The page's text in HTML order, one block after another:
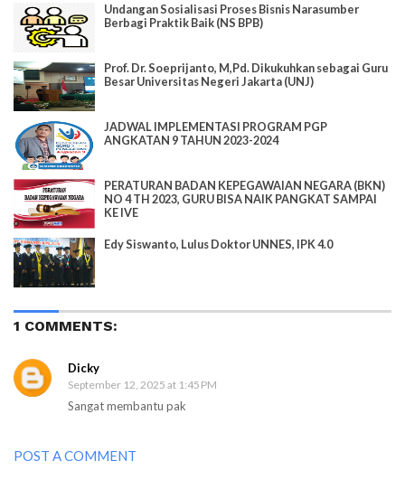
Undangan Sosialisasi Proses Bisnis Narasumber
Berbagi Praktik Baik (NS BPB)
Prof. Dr. Soeprijanto, M,Pd. Dikukuhkan sebagai Guru
Besar Universitas Negeri Jakarta (UNJ)
JADWAL IMPLEMENTASI PROGRAM PGP
ANGKATAN 9 TAHUN 2023-2024
PERATURAN BADAN KEPEGAWAIAN NEGARA (BKN)
NO 4 TH 2023, GURU BISA NAIK PANGKAT SAMPAI
KE IVE
Edy Siswanto, Lulus Doktor UNNES, IPK 4.0
1 COMMENTS:
Dicky
September 12, 2025 at 1:45 PM
Sangat membantu pak
POST A COMMENT